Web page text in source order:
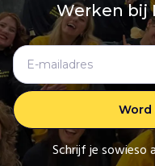
Vrijwilligers vinden
Over ons
Werken bij
Schrijf je sowieso